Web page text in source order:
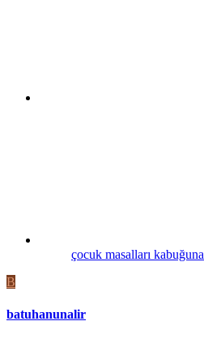
çocuk masalları
B
batuhanunalir